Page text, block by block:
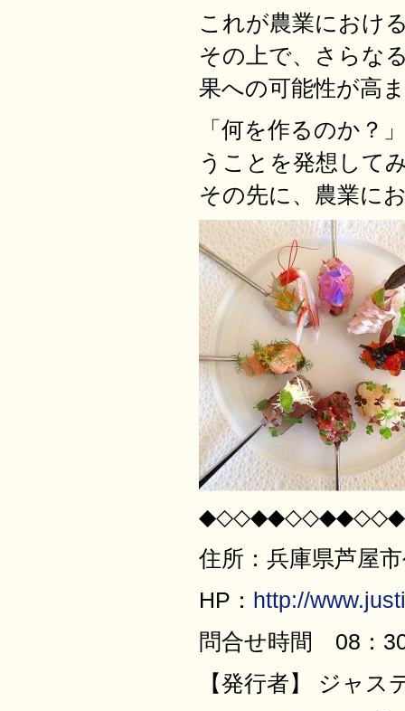
これが農業におけ
その上で、さらな
果への可能性が高
「何を作るのか？
うことを発想して
その先に、農業に
住所：兵庫県芦屋
HP： http://
問合せ時間 08：
【発行者】 ジャ